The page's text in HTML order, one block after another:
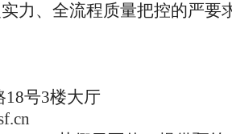
力、全流程质量把控的严要
18号3楼大厅